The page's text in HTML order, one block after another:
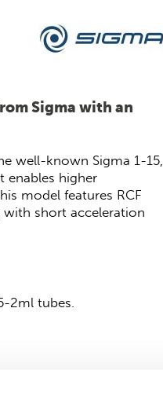
Sigma with an
well-known Sigma 1-15,
enables higher
model features RCF
short acceleration
2ml tubes.
PCR strips,